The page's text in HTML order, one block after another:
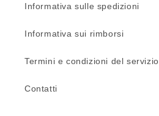
Informativa sulle spedizioni
Informativa sui rimborsi
Termini e condizioni del servizio
Contatti